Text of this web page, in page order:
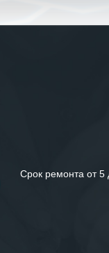
ответственного и
Срок ремонта от 5